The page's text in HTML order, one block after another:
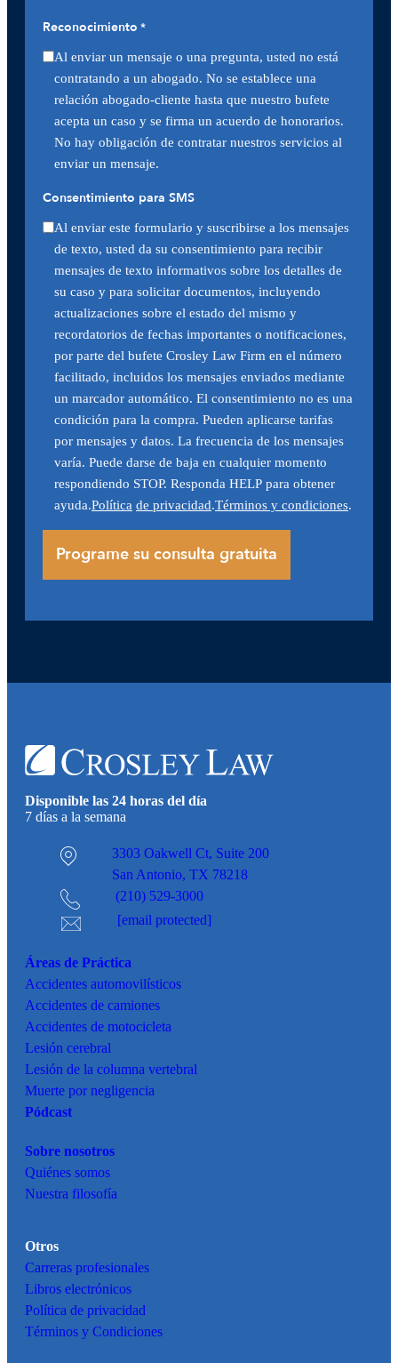
Reconocimiento *
Al enviar un mensaje o una pregunta, usted no está
contratando a un abogado. No se establece una
relación abogado-cliente hasta que nuestro bufete
acepta un caso y se firma un acuerdo de honorarios.
No hay obligación de contratar nuestros servicios al
enviar un mensaje.
Consentimiento para SMS
Al enviar este formulario y suscribirse a los mensajes
de texto, usted da su consentimiento para recibir
mensajes de texto informativos sobre los detalles de
su caso y para solicitar documentos, incluyendo
actualizaciones sobre el estado del mismo y
recordatorios de fechas importantes o notificaciones,
por parte del bufete Crosley Law Firm en el número
facilitado, incluidos los mensajes enviados mediante
un marcador automático. El consentimiento no es una
condición para la compra. Pueden aplicarse tarifas
por mensajes y datos. La frecuencia de los mensajes
varía. Puede darse de baja en cualquier momento
respondiendo STOP. Responda HELP para obtener
ayuda.Política de privacidad.Términos y condiciones.
Disponible las 24 horas del día
7 días a la semana
3303 Oakwell Ct, Suite 200
San Antonio, TX 78218
(210) 529-3000
[email protected]
Áreas de Práctica
Accidentes automovilísticos
Accidentes de camiones
Accidentes de motocicleta
Lesión cerebral
Lesión de la columna vertebral
Muerte por negligencia
Pódcast
Sobre nosotros
Quiénes somos
Nuestra filosofía
Otros
Carreras profesionales
Libros electrónicos
Política de privacidad
Términos y Condiciones